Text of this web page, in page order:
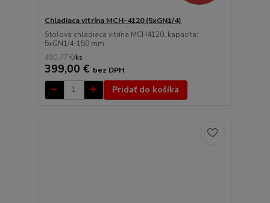
Chladiaca vitrína MCH-4120 (5xGN1/4)
Stolová chladiaca vitrína MCH4120, kapacita:
5xGN1/4-150 mm
490,77 €/ks
399,00 € bez DPH
Pridať do košíka